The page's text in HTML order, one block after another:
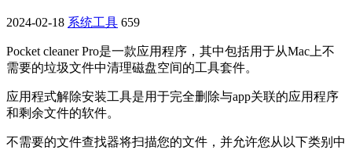
2024-02-18 系统工具 659
Pocket cleaner Pro是一款应用程序，其中包括用于从Mac上不
需要的垃圾文件中清理磁盘空间的工具套件。
应用程式解除安装工具是用于完全删除与app关联的应用程序
和剩余文件的软件。
不需要的文件查找器将扫描您的文件，并允许您从以下类别中